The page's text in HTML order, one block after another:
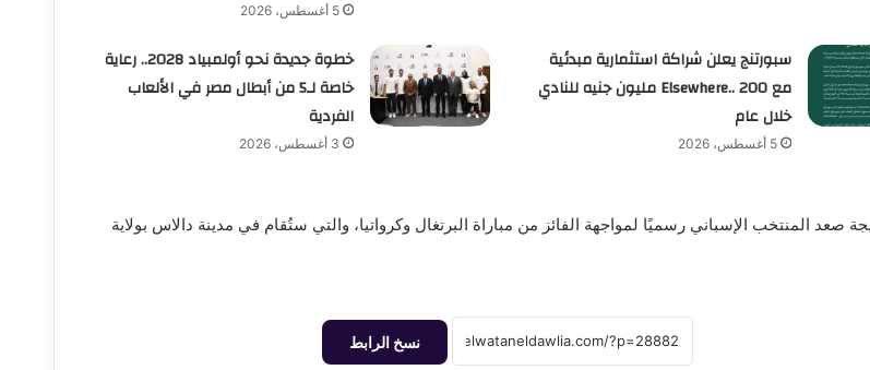
5 أغسطس، 2026
سبورتنج يعلن شراكة استثمارية مبدئية
مع Elsewhere.. 200 مليون جنيه للنادي
خلال عام
5 أغسطس، 2026
خطوة جديدة نحو أولمبياد 2028.. رعاية
خاصة لـ5 من أبطال مصر في الألعاب
الفردية
3 أغسطس، 2026
صعد المنتخب الإسباني رسميًا لمواجهة الفائز من مباراة البرتغال وكرواتيا، والتي ستُقام في مدينة دالاس بولاية
نسخ الرابط